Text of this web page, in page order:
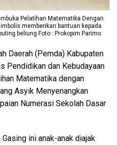
Pelatihan Matematika Dengan
memberikan bantuan kepada
beliung Foto : Prokopim Parimo
Daerah (Pemda) Kabupaten
Pendidikan dan Kebudayaan
Matematika dengan
Asyik Menyenangkan
Numerasi Sekolah Dasar
ini anak-anak diajak